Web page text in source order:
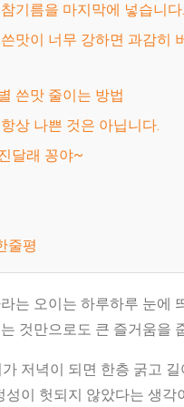
참기름을 마지막에 넣습니다.
별 쓴맛 줄이는 방법
항상 나쁜 것은 아닙니다.
진달래 꽁야~
줄평
는 오이는 하루하루 눈에
것만으로도 큰 즐거움을
저녁이 되면 한층 굵고
성이 헛되지 않았다는 생각